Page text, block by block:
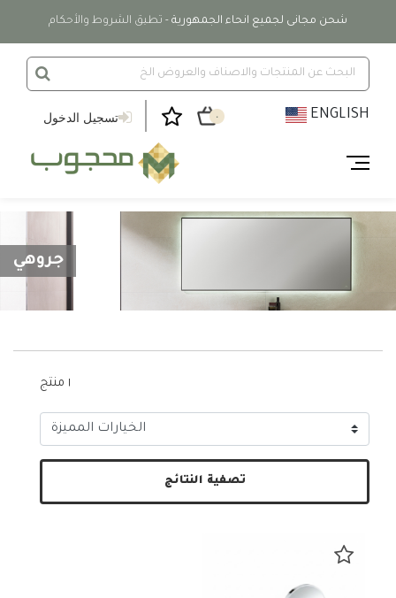
شحن مجانى لجميع انحاء الجمهورية - تطبق الشروط والأحكام
تسجيل الدخول ٠ ENGLISH
جروهي
١ منتج
تصفية النتائج